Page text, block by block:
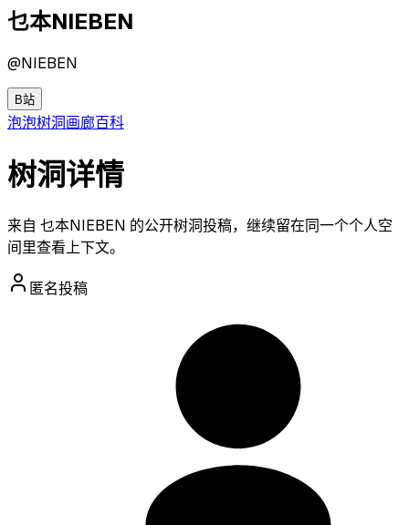
乜本NIEBEN
@NIEBEN
B站
泡泡树洞画廊百科
树洞详情
来自 乜本NIEBEN 的公开树洞投稿，继续留在同一个个人空
间里查看上下文。
匿名投稿